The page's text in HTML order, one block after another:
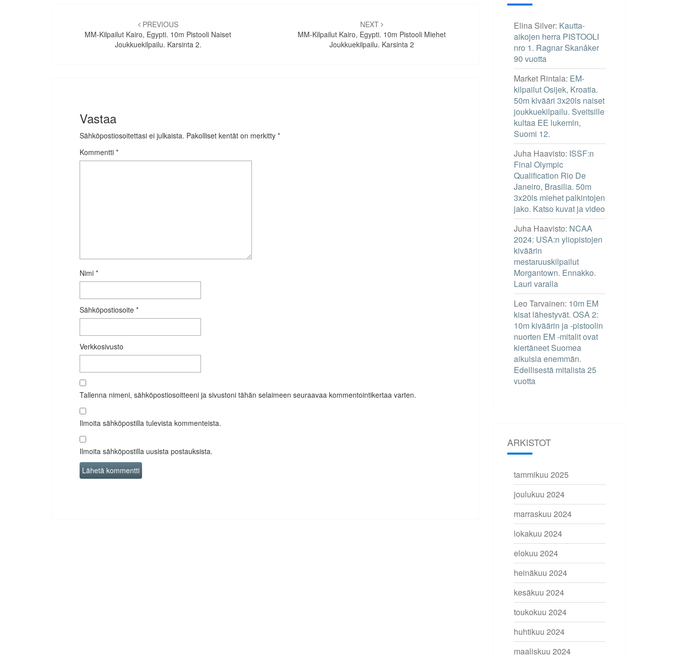
selaus
PREVIOUS
MM-Kilpailut Kairo, Egypti. 10m Pistooli Naiset
Joukkuekilpailu. Karsinta 2.
NEXT
MM-Kilpailut Kairo, Egypti. 10m Pistooli Miehet
Joukkuekilpailu. Karsinta 2
Vastaa
Sähköpostiosoitettasi ei julkaista. Pakolliset kentät on merkitty *
Kommentti *
Nimi *
Sähköpostiosoite *
Verkkosivusto
Tallenna nimeni, sähköpostiosoitteeni ja sivustoni tähän selaimeen seuraavaa kommentointikertaa varten.
Ilmoita sähköpostilla tulevista kommenteista.
Ilmoita sähköpostilla uusista postauksista.
Elina Silver: Kautta-
aikojen herra PISTOOLI
nro 1. Ragnar Skanåker
90 vuotta
Market Rintala: EM-
kilpailut Osijek, Kroatia.
50m kivääri 3x20ls naiset
joukkuekilpailu. Sveitsille
kultaa EE lukemin,
Suomi 12.
Juha Haavisto: ISSF:n
Final Olympic
Qualification Rio De
Janeiro, Brasilia. 50m
3x20ls miehet palkintojen
jako. Katso kuvat ja video
Juha Haavisto: NCAA
2024: USA:n yliopistojen
kiväärin
mestaruuskilpailut
Morgantown. Ennakko.
Lauri varalla
Leo Tarvainen: 10m EM
kisat lähestyvät. OSA 2:
10m kiväärin ja -pistoolin
nuorten EM -mitalit ovat
kiertäneet Suomea
aikuisia enemmän.
Edellisestä mitalista 25
vuotta
ARKISTOT
tammikuu 2025
joulukuu 2024
marraskuu 2024
lokakuu 2024
elokuu 2024
heinäkuu 2024
kesäkuu 2024
toukokuu 2024
huhtikuu 2024
maaliskuu 2024